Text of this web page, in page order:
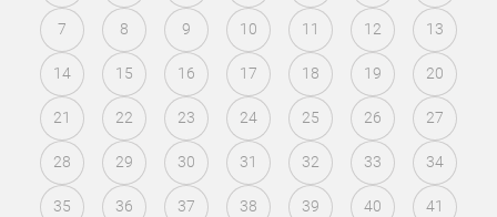
7 8 9 10 11 12 13
14 15 16 17 18 19 20
21 22 23 24 25 26 27
28 29 30 31 32 33 34
35 36 37 38 39 40 41